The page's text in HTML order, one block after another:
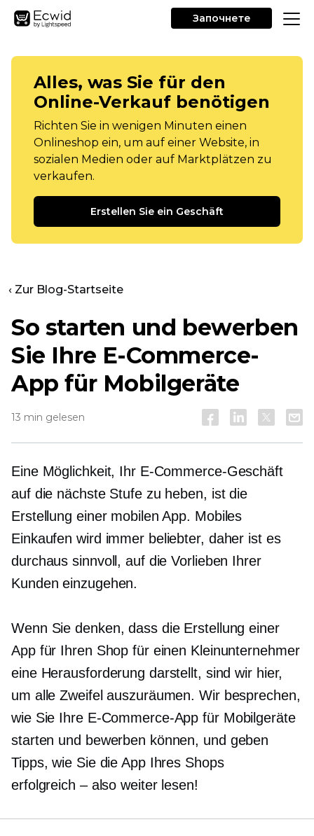
Започнете
Alles, was Sie für den
Online-Verkauf benötigen
Richten Sie in wenigen Minuten einen
Onlineshop ein, um auf einer Website, in
sozialen Medien oder auf Marktplätzen zu
verkaufen.
Erstellen Sie ein Geschäft
‹ Zur Blog-Startseite
So starten und bewerben
Sie Ihre E-Commerce-
App für Mobilgeräte
13 min gelesen
Eine Möglichkeit, Ihr E-Commerce-Geschäft
auf die nächste Stufe zu heben, ist die
Erstellung einer mobilen App. Mobiles
Einkaufen wird immer beliebter, daher ist es
durchaus sinnvoll, auf die Vorlieben Ihrer
Kunden einzugehen.
Wenn Sie denken, dass die Erstellung einer
App für Ihren Shop für einen Kleinunternehmer
eine Herausforderung darstellt, sind wir hier,
um alle Zweifel auszuräumen. Wir besprechen,
wie Sie Ihre E-Commerce-App für Mobilgeräte
starten und bewerben können, und geben
Tipps, wie Sie die App Ihres Shops
erfolgreich – also weiter lesen!